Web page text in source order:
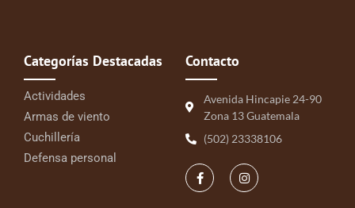
Categorías Destacadas
Actividades
Armas de viento
Cuchillería
Defensa personal
Contacto
Avenida Hincapie 24-90
Zona 13 Guatemala
(502) 23338106